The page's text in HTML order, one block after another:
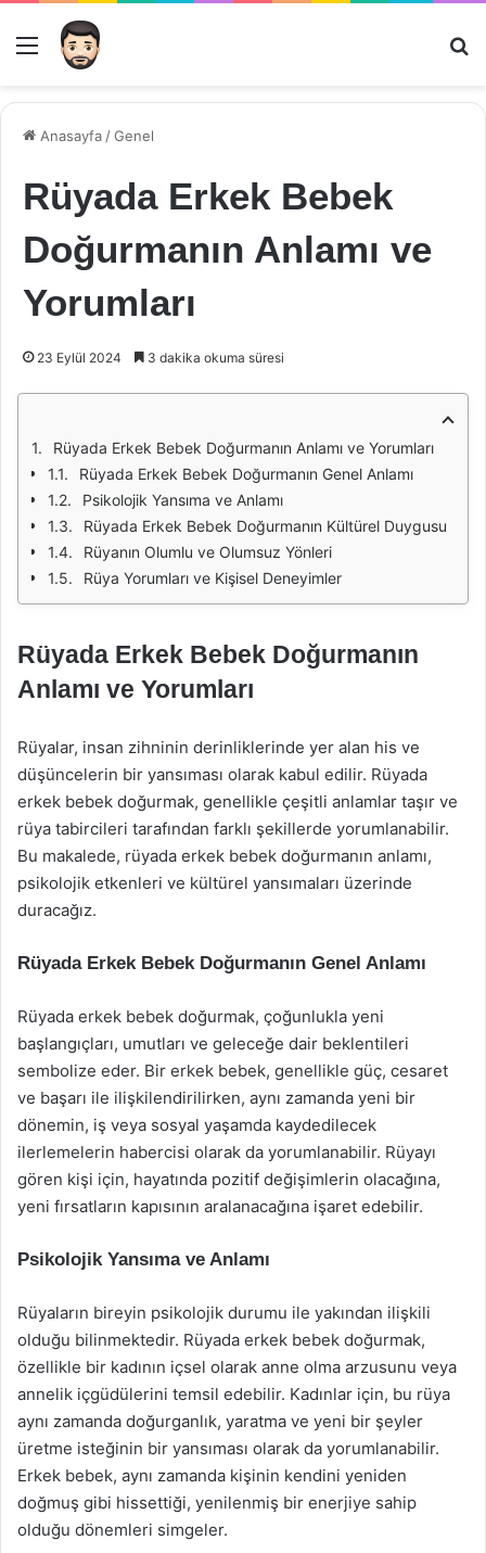
Menü
Anasayfa /Genel
Rüyada Erkek Bebek
Doğurmanın Anlamı ve
Yorumları
23 Eylül 2024 3 dakika okuma süresi
Rüyada Erkek Bebek Doğurmanın Anlamı ve Yorumları
Rüyada Erkek Bebek Doğurmanın Genel Anlamı
Psikolojik Yansıma ve Anlamı
Rüyada Erkek Bebek Doğurmanın Kültürel Duygusu
Rüyanın Olumlu ve Olumsuz Yönleri
Rüya Yorumları ve Kişisel Deneyimler
Rüyada Erkek Bebek Doğurmanın
Anlamı ve Yorumları
Rüyalar, insan zihninin derinliklerinde yer alan his ve
düşüncelerin bir yansıması olarak kabul edilir. Rüyada
erkek bebek doğurmak, genellikle çeşitli anlamlar taşır ve
rüya tabircileri tarafından farklı şekillerde yorumlanabilir.
Bu makalede, rüyada erkek bebek doğurmanın anlamı,
psikolojik etkenleri ve kültürel yansımaları üzerinde
duracağız.
Rüyada Erkek Bebek Doğurmanın Genel Anlamı
Rüyada erkek bebek doğurmak, çoğunlukla yeni
başlangıçları, umutları ve geleceğe dair beklentileri
sembolize eder. Bir erkek bebek, genellikle güç, cesaret
ve başarı ile ilişkilendirilirken, aynı zamanda yeni bir
dönemin, iş veya sosyal yaşamda kaydedilecek
ilerlemelerin habercisi olarak da yorumlanabilir. Rüyayı
gören kişi için, hayatında pozitif değişimlerin olacağına,
yeni fırsatların kapısının aralanacağına işaret edebilir.
Psikolojik Yansıma ve Anlamı
Rüyaların bireyin psikolojik durumu ile yakından ilişkili
olduğu bilinmektedir. Rüyada erkek bebek doğurmak,
özellikle bir kadının içsel olarak anne olma arzusunu veya
annelik içgüdülerini temsil edebilir. Kadınlar için, bu rüya
aynı zamanda doğurganlık, yaratma ve yeni bir şeyler
üretme isteğinin bir yansıması olarak da yorumlanabilir.
Erkek bebek, aynı zamanda kişinin kendini yeniden
doğmuş gibi hissettiği, yenilenmiş bir enerjiye sahip
olduğu dönemleri simgeler.